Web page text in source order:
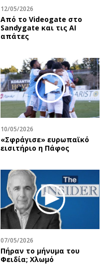
12/05/2026
Από το Videogate στο
Sandygate και τις AI
απάτες
10/05/2026
«Σφράγισε» ευρωπαϊκό
εισιτήριο η Πάφος
07/05/2026
Πήραν το μήνυμα του
Φειδία; Χλωμό